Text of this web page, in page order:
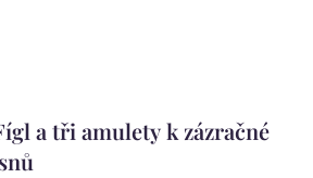
a tři amulety k zázračné